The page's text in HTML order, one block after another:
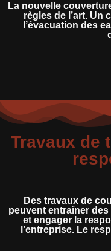
La nouvelle
règles de l’art. Un
l’évacuation des
Travaux de
Des travaux de
peuvent entraîner
et engager la
l’entreprise. Le